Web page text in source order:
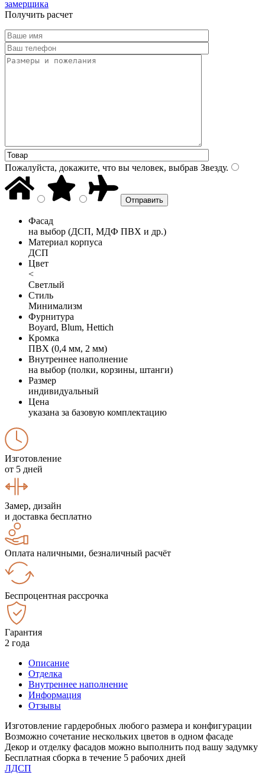
замерщика
Получить расчет
Пожалуйста, докажите, что вы человек, выбрав Звезду.
Фасад
на выбор (ДСП, МДФ ПВХ и др.)
Материал корпуса
ДСП
Цвет
<
Светлый
Стиль
Минимализм
Фурнитура
Boyard, Blum, Hettich
Кромка
ПВХ (0,4 мм, 2 мм)
Внутреннее наполнение
на выбор (полки, корзины, штанги)
Размер
индивидуальный
Цена
указана за базовую комплектацию
Изготовление
от 5 дней
Замер, дизайн
и доставка бесплатно
Оплата наличными, безналичный расчёт
Беспроцентная рассрочка
Гарантия
2 года
Описание
Отделка
Внутреннее наполнение
Информация
Отзывы
Изготовление гардеробных любого размера и конфигурации
Возможно сочетание нескольких цветов в одном фасаде
Декор и отделку фасадов можно выполнить под вашу задумку
Бесплатная сборка в течение 5 рабочих дней
ЛДСП